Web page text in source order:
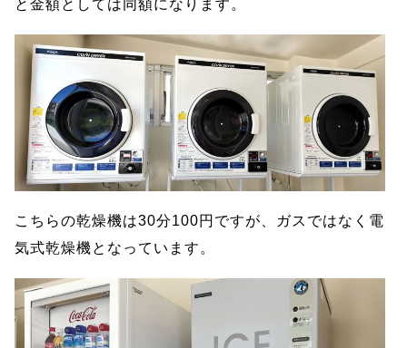
と金額としては同額になります。
こちらの乾燥機は30分100円ですが、ガスではなく電
気式乾燥機となっています。